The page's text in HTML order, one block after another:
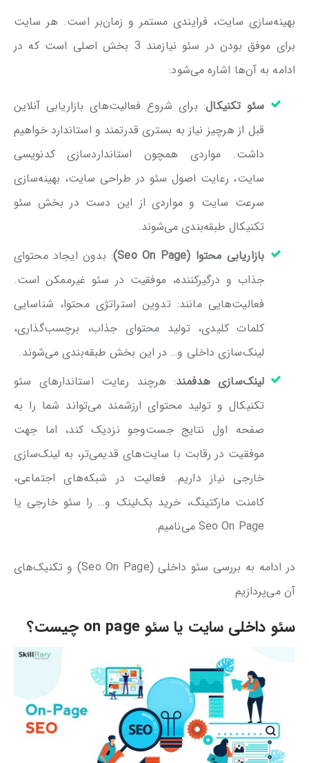
بهینه‌سازی سایت، فرایندی مستمر و زمان‌بر است. هر سایت
برای موفق بودن در سئو نیازمند 3 بخش اصلی است که در
ادامه به آن‌ها اشاره می‌شود:
سئو تکنیکال: برای شروع فعالیت‌های بازاریابی آنلاین
قبل از هرچیز نیاز به بستری قدرتمند و استاندارد خواهیم
داشت. مواردی همچون استانداردسازی کدنویسی
سایت، رعایت اصول سئو در طراحی سایت، بهینه‌سازی
سرعت سایت و مواردی از این دست در بخش سئو
تکنیکال طبقه‌بندی می‌شوند.
بازاریابی محتوا (Seo On Page) : بدون ایجاد محتوای
جذاب و درگیرکننده، موفقیت در سئو غیرممکن است.
فعالیت‌هایی مانند: تدوین استراتژی محتوا، شناسایی
کلمات کلیدی، تولید محتوای جذاب، برچسب‌گذاری،
لینک‌سازی داخلی و… در این بخش طبقه‌بندی می‌شوند.
لینک‌سازی هدفمند: هرچند رعایت استاندارهای سئو
تکنیکال و تولید محتوای ارزشمند می‌تواند شما را به
صفحه اول نتایج جست‌وجو نزدیک کند، اما جهت
موفقیت در رقابت با سایت‌های قدیمی‌تر، به لینک‌سازی
خارجی نیاز داریم. فعالیت در شبکه‌های اجتماعی،
کامنت مارکتینگ، خرید بک‌لینک و… را سئو خارجی یا
Seo On Page می‌نامیم.
در ادامه به بررسی سئو داخلی (Seo On Page) و تکنیک‌های
آن می‌پردازیم
سئو داخلی سایت یا سئو on page چیست؟